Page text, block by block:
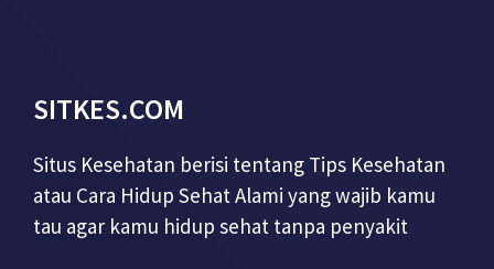
SITKES.COM
Situs Kesehatan berisi tentang Tips Kesehatan
atau Cara Hidup Sehat Alami yang wajib kamu
tau agar kamu hidup sehat tanpa penyakit